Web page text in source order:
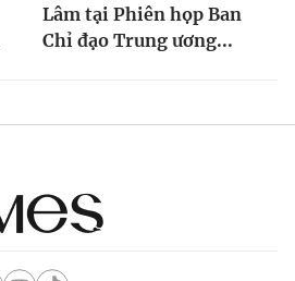
Lâm tại Phiên họp Ban
Chỉ đạo Trung ương...